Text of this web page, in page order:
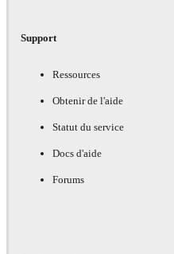
Support
Ressources
Obtenir de l'aide
Statut du service
Docs d'aide
Forums